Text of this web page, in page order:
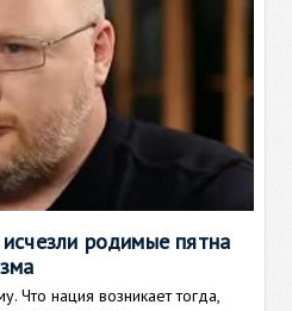
родимые пятна
Что нация возникает тогда,